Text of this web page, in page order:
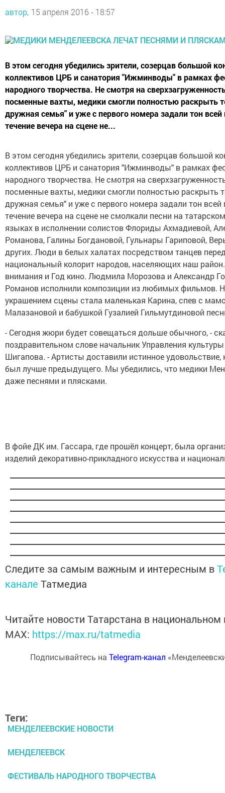
автор, 15 апреля 2016 - 18:57
В этом сегодня убедились зрители, созерцав большой
коллективов ЦРБ и санатория "Ижминводы" в рамках
народного творчества. Не смотря на
посменные вахты, медики смогли полностью раскрыть
дружная семья" и уже с первого номера задали тон
течение вечера на сцене не...
В этом сегодня убедились зрители, созерцав большой
коллективов ЦРБ и санатория "Ижминводы" в рамках
народного творчества. Не смотря на
посменные вахты, медики смогли полностью раскрыть
дружная семья" и уже с первого номера задали тон
течение вечера на сцене не смолкали песни на
языках в исполнении солистов Флориды Ахмадиевой,
Романова, Галины Богдановой, Гульнары Гариповой,
других. Люди в белых халатах посредством танцев
национальный колорит народов, населяющих наш
внимания и Год кино. Людмила Морозова и Александр
Романов исполнили композиции из любимых фильмов.
украшением сцены стала маленькая Карина, спев с
Малазановой и бабушкой Гузалией Гильмутдиновой
- Сегодня жюри будет совещаться дольше обычного, -
поздравительном слове начальник Управления
Шигапова. - Артисты доставили истинное
был лучше предыдущего. Мы убедились, что медики
даже песнями и плясками.
В фойе ДК им. Гассара, где прошёл концерт, была
изделий декоративно-прикладного искусства и
Следите за самым важным и интересным в
канале Татмедиа
Читайте новости Татарстана в
MАХ: https://max.ru/tatmedia
Подписывайтесь на Telegram-канал
Теги:
МЕНДЕЛЕЕВСКИЕ НОВОСТИ
МЕНДЕЛЕЕВСК
ФЕСТИВАЛЬ НАРОДНОГО ТВОРЧЕСТВА